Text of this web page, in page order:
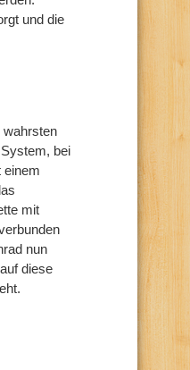
und die
wahrsten
bei
einem
mit
nun
diese